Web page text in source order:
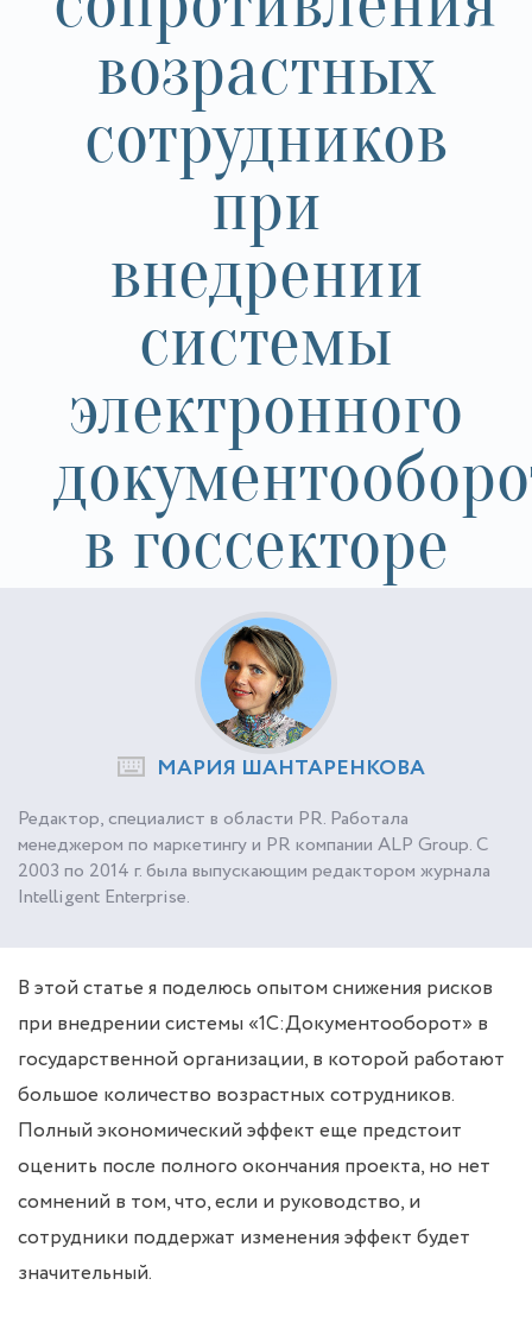
возрастных
сотрудников
при
внедрении
системы
электронного
в госсекторе
МАРИЯ ШАНТАРЕНКОВА
Редактор, специалист в области PR. Работала
менеджером по маркетингу и PR компании ALP Group. С
2003 по 2014 г. была выпускающим редактором журнала
Intelligent Enterprise.
В этой статье я поделюсь опытом снижения рисков
при внедрении системы «1С:Документооборот» в
государственной организации, в которой работают
большое количество возрастных сотрудников.
Полный экономический эффект еще предстоит
оценить после полного окончания проекта, но нет
сомнений в том, что, если и руководство, и
сотрудники поддержат изменения эффект будет
значительный.